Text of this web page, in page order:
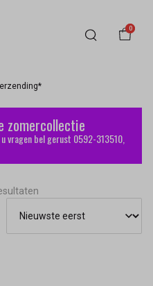
0
zomercollectie
u vragen bel gerust 0592-313510,